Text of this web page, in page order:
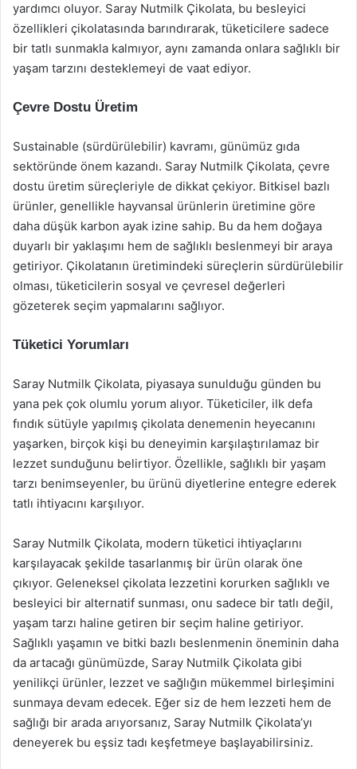
yardımcı oluyor. Saray Nutmilk Çikolata, bu besleyici
özellikleri çikolatasında barındırarak, tüketicilere sadece
bir tatlı sunmakla kalmıyor, aynı zamanda onlara sağlıklı bir
yaşam tarzını desteklemeyi de vaat ediyor.
Çevre Dostu Üretim
Sustainable (sürdürülebilir) kavramı, günümüz gıda
sektöründe önem kazandı. Saray Nutmilk Çikolata, çevre
dostu üretim süreçleriyle de dikkat çekiyor. Bitkisel bazlı
ürünler, genellikle hayvansal ürünlerin üretimine göre
daha düşük karbon ayak izine sahip. Bu da hem doğaya
duyarlı bir yaklaşımı hem de sağlıklı beslenmeyi bir araya
getiriyor. Çikolatanın üretimindeki süreçlerin sürdürülebilir
olması, tüketicilerin sosyal ve çevresel değerleri
gözeterek seçim yapmalarını sağlıyor.
Tüketici Yorumları
Saray Nutmilk Çikolata, piyasaya sunulduğu günden bu
yana pek çok olumlu yorum alıyor. Tüketiciler, ilk defa
fındık sütüyle yapılmış çikolata denemenin heyecanını
yaşarken, birçok kişi bu deneyimin karşılaştırılamaz bir
lezzet sunduğunu belirtiyor. Özellikle, sağlıklı bir yaşam
tarzı benimseyenler, bu ürünü diyetlerine entegre ederek
tatlı ihtiyacını karşılıyor.
Saray Nutmilk Çikolata, modern tüketici ihtiyaçlarını
karşılayacak şekilde tasarlanmış bir ürün olarak öne
çıkıyor. Geleneksel çikolata lezzetini korurken sağlıklı ve
besleyici bir alternatif sunması, onu sadece bir tatlı değil,
yaşam tarzı haline getiren bir seçim haline getiriyor.
Sağlıklı yaşamın ve bitki bazlı beslenmenin öneminin daha
da artacağı günümüzde, Saray Nutmilk Çikolata gibi
yenilikçi ürünler, lezzet ve sağlığın mükemmel birleşimini
sunmaya devam edecek. Eğer siz de hem lezzeti hem de
sağlığı bir arada arıyorsanız, Saray Nutmilk Çikolata’yı
deneyerek bu eşsiz tadı keşfetmeye başlayabilirsiniz.